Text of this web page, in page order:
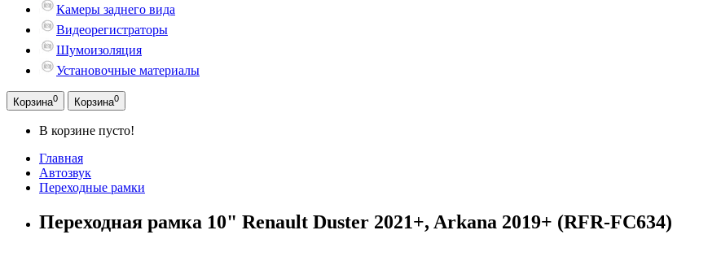
Камеры заднего вида
Видеорегистраторы
Шумоизоляция
Установочные материалы
Корзина0 Корзина0
В корзине пусто!
Главная
Автозвук
Переходные рамки
Переходная рамка 10" Renault Duster 2021+, Arkana 2019+ (RFR-FC634)